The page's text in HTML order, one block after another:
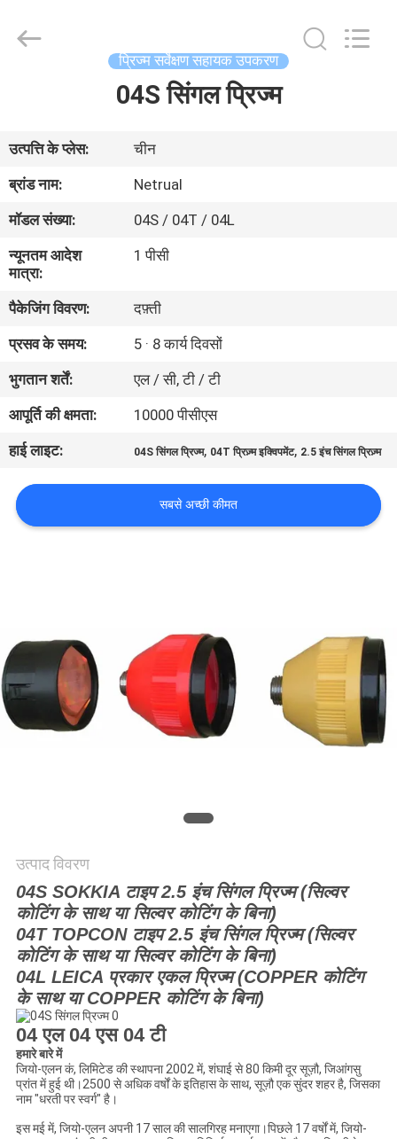
उत्पादों
हमारे
में
कारखाना
भ्रमण
गुणवत्ता
नियंत्रण
संपर्क
करें
मामलों
साइटमैप
ALLEN
CO.,LTD..
प्रिज्म सर्वेक्षण सहायक उपकरण
04S सिंगल प्रिज्म
उत्पत्ति के प्लेस:
चीन
ब्रांड नाम:
Netrual
मॉडल संख्या:
04S / 04T / 04L
न्यूनतम आदेश
मात्रा:
1 पीसी
पैकेजिंग विवरण:
दफ़्ती
प्रसव के समय:
5 · 8 कार्य दिवसों
भुगतान शर्तें:
एल / सी, टी / टी
आपूर्ति की क्षमता:
10000 पीसीएस
हाई लाइट:
04S सिंगल प्रिज्म, 04T प्रिज़्म इक्विपमेंट, 2.5 इंच सिंगल प्रिज़्म
सबसे अच्छी कीमत
उत्पाद विवरण
04S SOKKIA टाइप 2.5 इंच सिंगल प्रिज्म (सिल्वर
कोटिंग के साथ या सिल्वर कोटिंग के बिना)
04T TOPCON टाइप 2.5 इंच सिंगल प्रिज्म (सिल्वर
कोटिंग के साथ या सिल्वर कोटिंग के बिना)
04L LEICA प्रकार एकल प्रिज्म (COPPER कोटिंग
के साथ या COPPER कोटिंग के बिना)
04 एल 04 एस 04 टी
हमारे बारे में
जियो-एलन कं, लिमिटेड की स्थापना 2002 में, शंघाई से 80 किमी दूर सूज़ौ, जिआंगसु
प्रांत में हुई थी।2500 से अधिक वर्षों के इतिहास के साथ, सूज़ौ एक सुंदर शहर है, जिसका
नाम "धरती पर स्वर्ग" है।
इस मई में, जियो-एलन अपनी 17 साल की सालगिरह मनाएगा।पिछले 17 वर्षों में, जियो-